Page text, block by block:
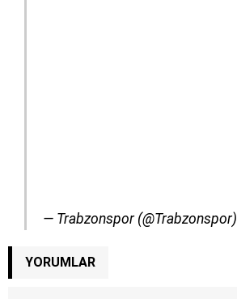
— Trabzonspor (@Trabzonspor)
YORUMLAR